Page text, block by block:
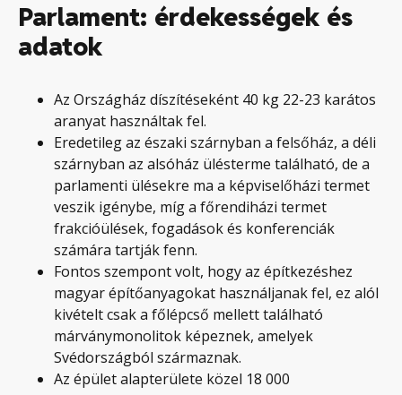
Parlament: érdekességek és
adatok
Az Országház díszítéseként 40 kg 22-23 karátos
aranyat használtak fel.
Eredetileg az északi szárnyban a felsőház, a déli
szárnyban az alsóház ülésterme található, de a
parlamenti ülésekre ma a képviselőházi termet
veszik igénybe, míg a főrendiházi termet
frakcióülések, fogadások és konferenciák
számára tartják fenn.
Fontos szempont volt, hogy az építkezéshez
magyar építőanyagokat használjanak fel, ez alól
kivételt csak a főlépcső mellett található
márványmonolitok képeznek, amelyek
Svédországból származnak.
Az épület alapterülete közel 18 000